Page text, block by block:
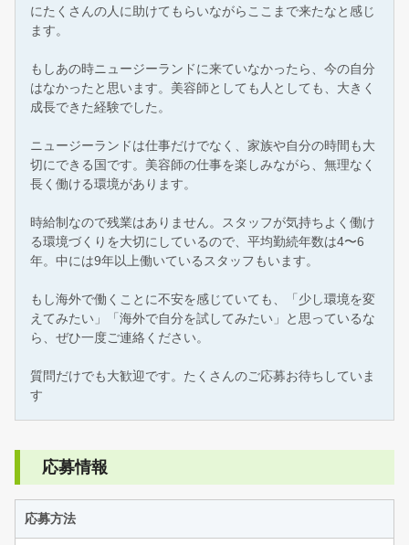
にたくさんの人に助けてもらいながらここまで来たなと感じ
ます。
もしあの時ニュージーランドに来ていなかったら、今の自分
はなかったと思います。美容師としても人としても、大きく
成長できた経験でした。
ニュージーランドは仕事だけでなく、家族や自分の時間も大
切にできる国です。美容師の仕事を楽しみながら、無理なく
長く働ける環境があります。
時給制なので残業はありません。スタッフが気持ちよく働け
る環境づくりを大切にしているので、平均勤続年数は4〜6
年。中には9年以上働いているスタッフもいます。
もし海外で働くことに不安を感じていても、「少し環境を変
えてみたい」「海外で自分を試してみたい」と思っているな
ら、ぜひ一度ご連絡ください。
質問だけでも大歓迎です。たくさんのご応募お待ちしていま
す
応募情報
応募方法